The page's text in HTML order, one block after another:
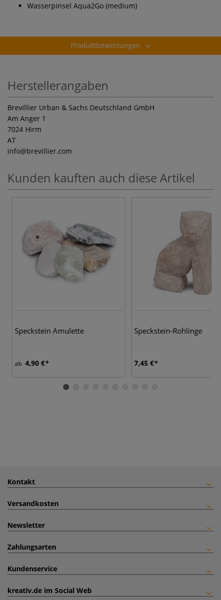
Wasserpinsel Aqua2Go (medium)
Produktbewertungen
Herstellerangaben
Brevillier Urban & Sachs Deutschland GmbH
Am Anger 1
7024 Hirm
AT
info@brevillier.com
Kunden kauften auch diese Artikel
Speckstein Amulette
ab 4,90 €
Speckstein-Rohlinge
7,45 €
Kontakt
Versandkosten
Newsletter
Zahlungsarten
Kundenservice
kreativ.de im Social Web